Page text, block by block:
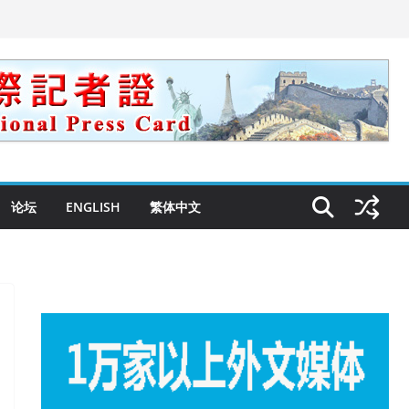
论坛 ENGLISH 繁体中文